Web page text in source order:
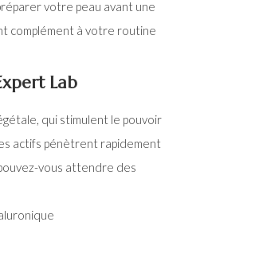
votre peau avant une
complément à votre routine
Lab
qui stimulent le pouvoir
actifs pénètrent rapidement
vous attendre des